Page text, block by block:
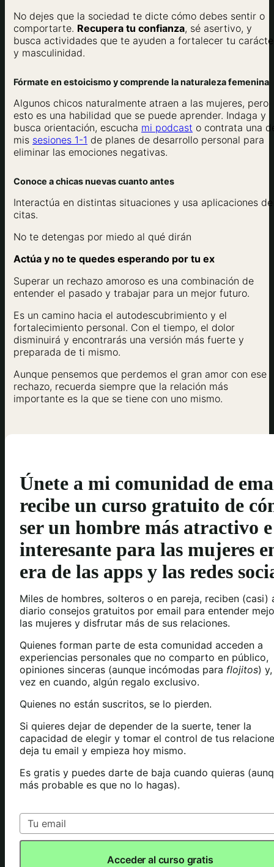
No dejes que la sociedad te dicte cómo debes sentir o
comportarte. Recupera tu confianza, sé asertivo, y
busca actividades que te ayuden a fortalecer tu
y masculinidad.
Fórmate en estoicismo y comprende la naturaleza femenina
Algunos chicos naturalmente atraen a las mujeres, pero
esto es una habilidad que se puede aprender. Indaga y
busca orientación, escucha mi podcast o contrata una
mis sesiones 1-1 de planes de desarrollo personal para
eliminar las emociones negativas.
Conoce a chicas nuevas cuanto antes
Interactúa en distintas situaciones y usa aplicaciones de
citas.
No te detengas por miedo al qué dirán
Actúa y no te quedes esperando por tu ex
Superar un rechazo amoroso es una combinación de
entender el pasado y trabajar para un mejor futuro.
Es un camino hacia el autodescubrimiento y el
fortalecimiento personal. Con el tiempo, el dolor
disminuirá y encontrarás una versión más fuerte y
preparada de ti mismo.
Aunque pensemos que perdemos el gran amor con ese
rechazo, recuerda siempre que la relación más
importante es la que se tiene con uno mismo.
Únete a mi comunidad de
recibe un curso gratuito de
ser un hombre más atractivo e
interesante para las mujeres
era de las apps y las redes
Miles de hombres, solteros o en pareja, reciben (casi)
diario consejos gratuitos por email para entender
las mujeres y disfrutar más de sus relaciones.
Quienes forman parte de esta comunidad acceden a
experiencias personales que no comparto en público,
opiniones sinceras (aunque incómodas para flojitos)
vez en cuando, algún regalo exclusivo.
Quienes no están suscritos, se lo pierden.
Si quieres dejar de depender de la suerte, tener la
capacidad de elegir y tomar el control de tus
deja tu email y empieza hoy mismo.
Es gratis y puedes darte de baja cuando quieras
más probable es que no lo hagas).
Acceder al curso gratis